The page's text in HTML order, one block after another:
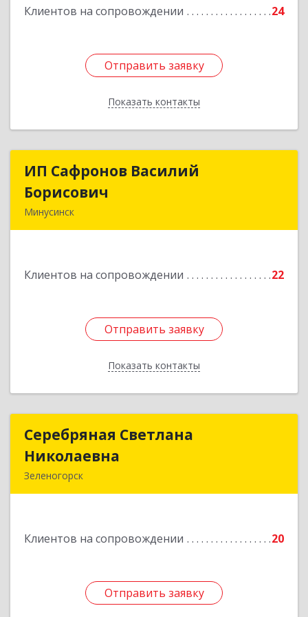
Клиентов на сопровождении 24
Отправить заявку
Показать контакты
Отправить заявку
Назад
ИП Сафронов Василий
Борисович
Минусинск
Клиентов на сопровождении 22
Отправить заявку
Показать контакты
ИП Сафронов Василий
Подробнее
Отправить заявку
Назад
Серебряная Светлана
Николаевна
Зеленогорск
Клиентов на сопровождении 20
Отправить заявку
Серебряная Светлана
Подробнее
Отправить заявку